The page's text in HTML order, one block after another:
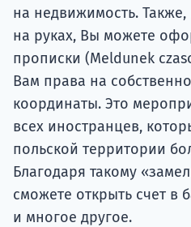
на недвижимость.
на руках, Вы можете
прописки (Meldunek
Вам права на
координаты. Это
всех иностранцев,
польской территории
Благодаря такому
сможете открыть счет в
и многое другое.